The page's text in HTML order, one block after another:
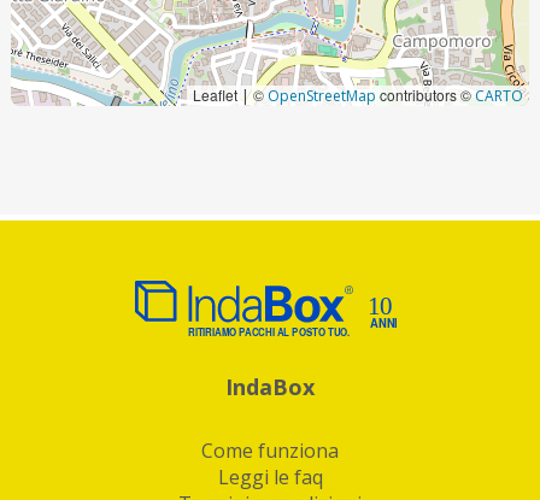
Leaflet |©OpenStreetMap contributors ©CARTO
IndaBox
Come funziona
Leggi le faq